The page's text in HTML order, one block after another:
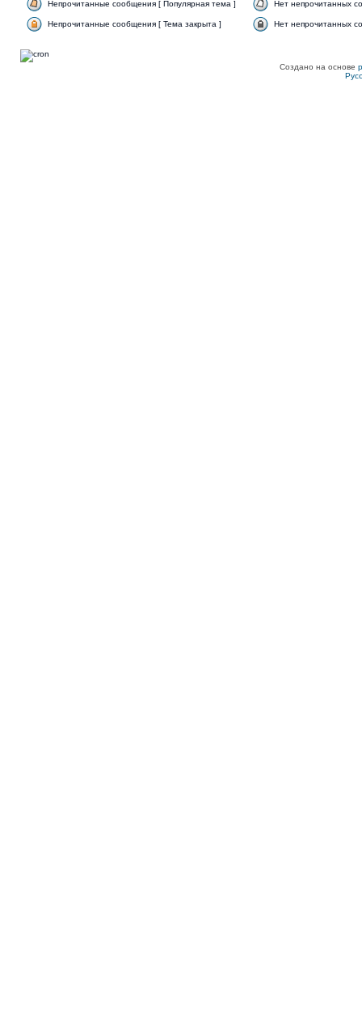
Непрочитанные сообщения [ Популярная тема ] Нет непрочитанных
Непрочитанные сообщения [ Тема закрыта ] Нет непрочитанных
Создано на основе